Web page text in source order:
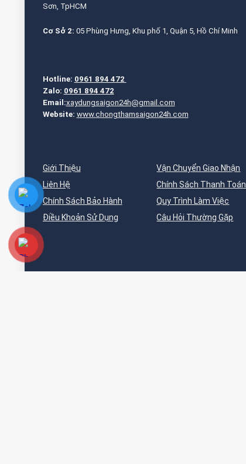
Sơn, TpHCM
Cơ Sở 2: 05 Phùng Hưng, Khu phố 1, Quận 5, Hồ Chí Minh
Hotline: 0961 894 472
Zalo: 0961 894 472
Email:xaydungsaigon24h@gmail.com
Website: www.chongthamsaigon24h.com
Giới Thiệu
Liên Hệ
Chính Sách Bảo Hành
Điều Khoản Sử Dụng
Vận Chuyển Giao Nhận
Chính Sách Thanh Toán
Quy Trình Làm Việc
Câu Hỏi Thường Gặp